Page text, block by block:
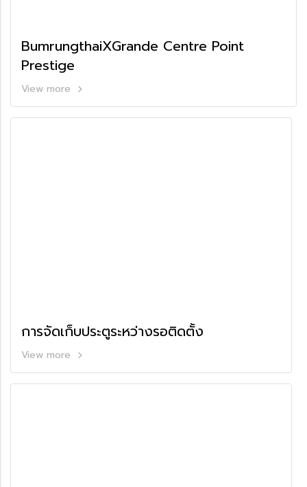
BumrungthaiXGrande Centre Point
Prestige
View more
การจัดเก็บประตูระหว่างรอติดตั้ง
View more